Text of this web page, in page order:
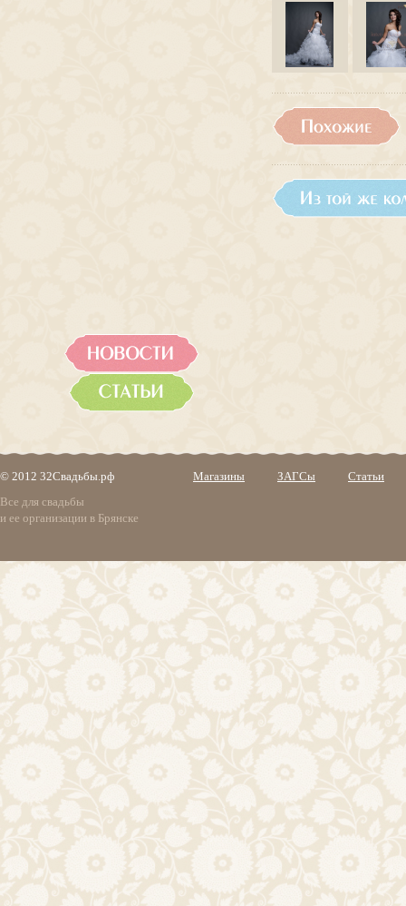
© 2012 32Свадьбы.рф
Все для свадьбы
и ее организации в Брянске
Магазины ЗАГСы Статьи